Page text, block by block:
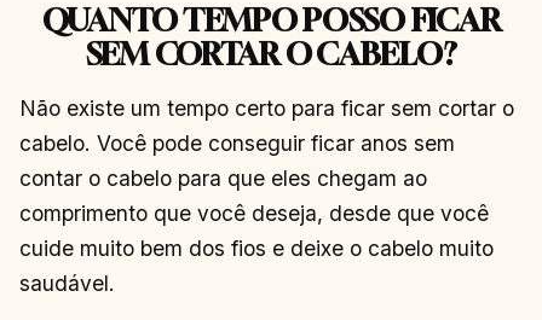
QUANTO TEMPO POSSO FICAR
SEM CORTAR O CABELO?
Não existe um tempo certo para ficar sem cortar o
cabelo. Você pode conseguir ficar anos sem
contar o cabelo para que eles chegam ao
comprimento que você deseja, desde que você
cuide muito bem dos fios e deixe o cabelo muito
saudável.